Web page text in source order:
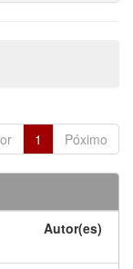
1 Póximo
Autor(es)